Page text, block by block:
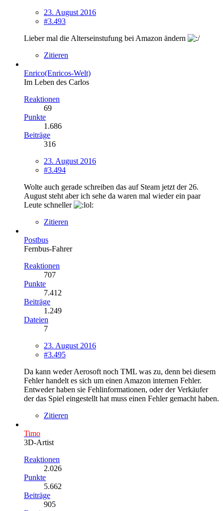
23. August 2016
#3.493
Lieber mal die Alterseinstufung bei Amazon ändern
Zitieren
Enrico(Enricos-Welt)
Im Leben des Carlos
Reaktionen
69
Punkte
1.686
Beiträge
316
23. August 2016
#3.494
Wolte auch gerade schreiben das auf Steam jetzt der 26.
August steht aber ich sehe da waren mal wieder ein paar
Leute schneller
Zitieren
Postbus
Fernbus-Fahrer
Reaktionen
707
Punkte
7.412
Beiträge
1.249
Dateien
7
23. August 2016
#3.495
Da kann weder Aerosoft noch TML was zu, denn bei diesem
Fehler handelt es sich um einen Amazon internen Fehler.
Entweder haben sie Fehlinformationen, oder der Verkäufer
der das Spiel eingestellt hat muss einen Fehler gemacht haben.
Zitieren
Timo
3D-Artist
Reaktionen
2.026
Punkte
5.662
Beiträge
905